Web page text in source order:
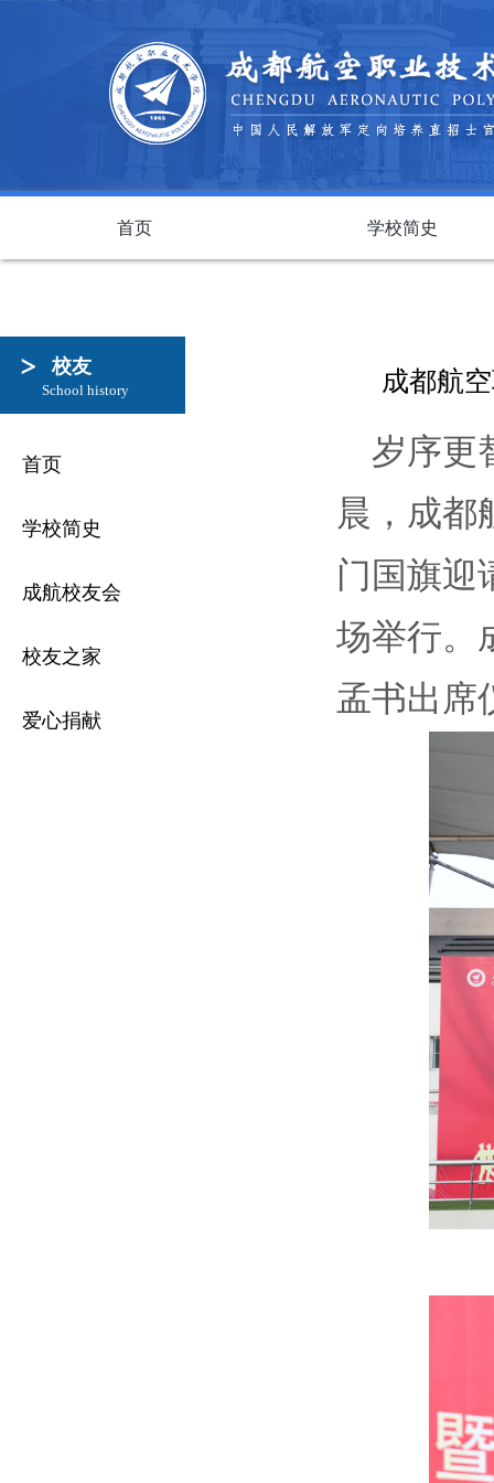
首页 学校简史
校友
School history
首页
学校简史
成航校友会
校友之家
爱心捐献
成都航
岁序更
晨，成
门国旗迎
场举行。
孟书出席